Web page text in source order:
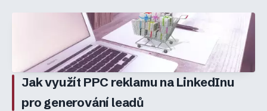
Jak využít PPC reklamu na LinkedInu
pro generování leadů